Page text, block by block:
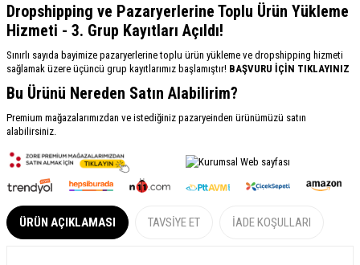
Dropshipping ve Pazaryerlerine Toplu Ürün Yükleme
Hizmeti - 3. Grup Kayıtları Açıldı!
Sınırlı sayıda bayimize pazaryerlerine toplu ürün yükleme ve dropshipping hizmeti
sağlamak üzere üçüncü grup kayıtlarımız başlamıştır! BAŞVURU İÇİN TIKLAYINIZ
Bu Ürünü Nereden Satın Alabilirim?
Premium mağazalarımızdan ve istediğiniz pazaryeinden ürünümüzü satın
alabilirsiniz.
ÜRÜN AÇIKLAMASI TAVSIYE ET İADE KOŞULLARI